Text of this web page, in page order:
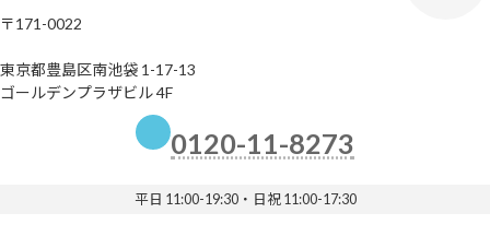
〒171-0022
東京都豊島区南池袋 1-17-13
ゴールデンプラザビル 4F
0120-11-8273
平日 11:00-19:30・日祝 11:00-17:30